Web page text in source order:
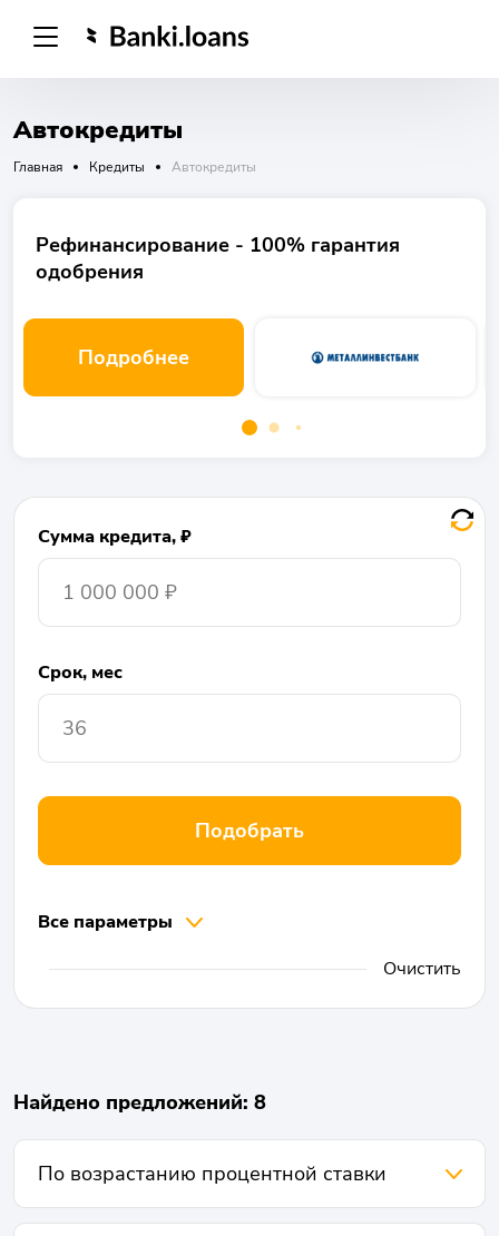
Автокредиты
Главная Кредиты Автокредиты
Рефинансирование - 100% гарантия
одобрения
Подробнее
Сумма кредита, ₽
Срок, мес
Подобрать
Все параметры
Очистить
Найдено предложений: 8